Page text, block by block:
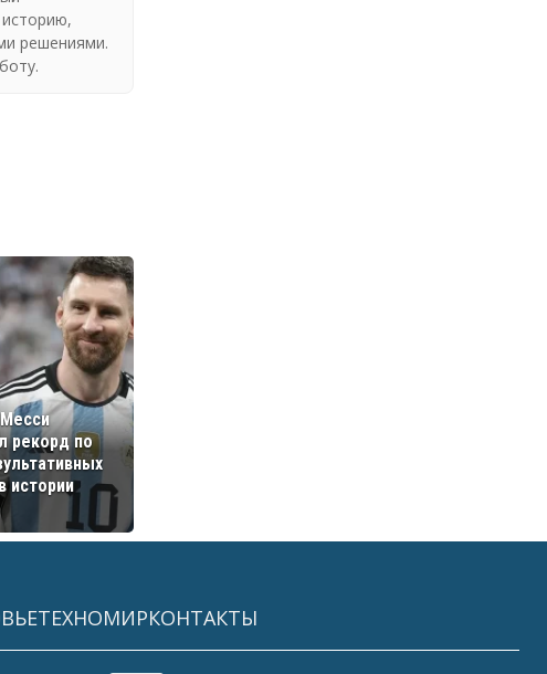
решениями.
рекорд по
истории
ТЕХНОМИРКОНТАКТЫ